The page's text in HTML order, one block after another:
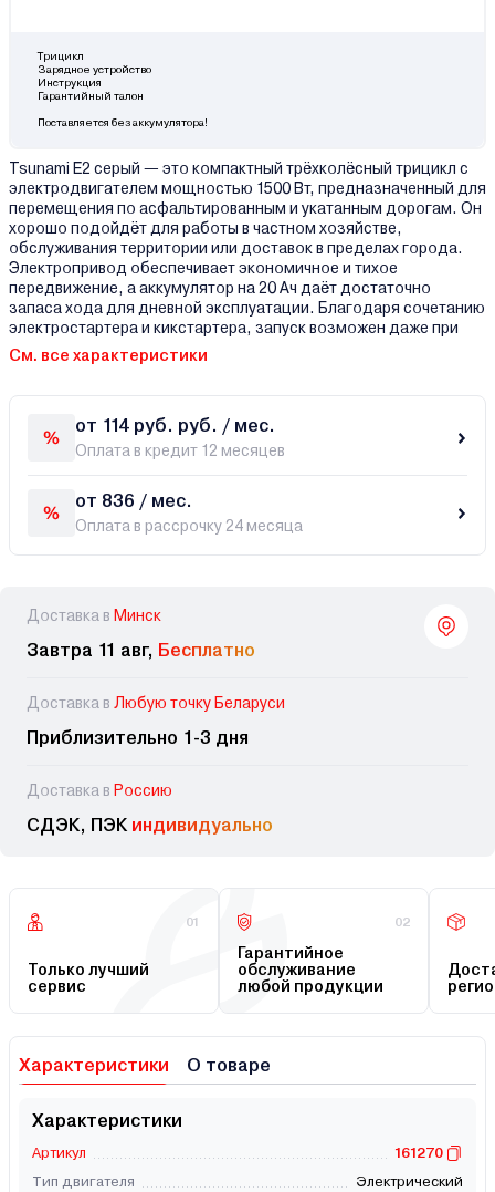
Трицикл
Зарядное устройство
Инструкция
Гарантийный талон
Поставляется без аккумулятора!
Tsunami E2 серый — это компактный трёхколёсный трицикл с
электродвигателем мощностью 1500 Вт, предназначенный для
перемещения по асфальтированным и укатанным дорогам. Он
хорошо подойдёт для работы в частном хозяйстве,
обслуживания территории или доставок в пределах города.
Электропривод обеспечивает экономичное и тихое
передвижение, а аккумулятор на 20 Ач даёт достаточно
запаса хода для дневной эксплуатации. Благодаря сочетанию
электростартера и кикстартера, запуск возможен даже при
См. все характеристики
от 114 руб. руб. / мес.
Оплата в кредит 12 месяцев
от 836 / мес.
Оплата в рассрочку 24 месяца
Доставка в Минск
Завтра 11 авг, Бесплатно
Доставка в Любую точку Беларуси
Приблизительно 1-3 дня
Доставка в Россию
СДЭК, ПЭК индивидуально
01
Только лучший
сервис
02
Гарантийное
обслуживание
любой продукции
Характеристики О товаре
Характеристики
Артикул
161270
Тип двигателя
Электрический